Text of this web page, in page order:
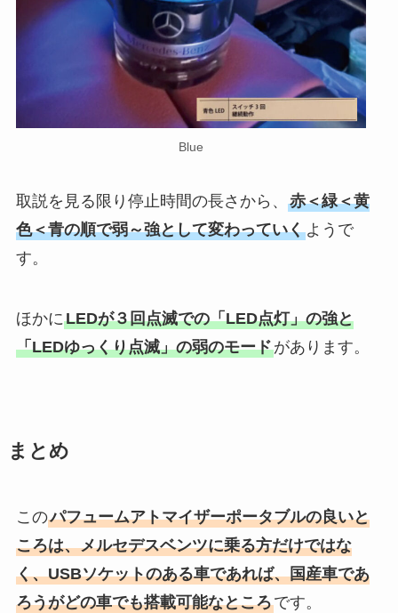
Blue
取説を見る限り停止時間の長さから、 赤＜緑＜黄
色＜青の順で弱～強として変わっていくようで
す。
ほかにLEDが３回点滅での「LED点灯」の強と
「LEDゆっくり点滅」の弱のモードがあります。
まとめ
このパフュームアトマイザーポータブルの良いと
ころは、メルセデスベンツに乗る方だけではな
く、USBソケットのある車であれば、国産車であ
ろうがどの車でも搭載可能なところです。